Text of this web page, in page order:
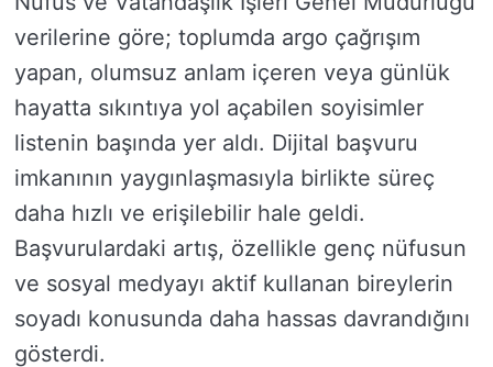
verilerine göre; toplumda argo çağrışım
yapan, olumsuz anlam içeren veya günlük
hayatta sıkıntıya yol açabilen soyisimler
listenin başında yer aldı. Dijital başvuru
imkanının yaygınlaşmasıyla birlikte süreç
daha hızlı ve erişilebilir hale geldi.
Başvurulardaki artış, özellikle genç nüfusun
ve sosyal medyayı aktif kullanan bireylerin
soyadı konusunda daha hassas davrandığını
gösterdi.